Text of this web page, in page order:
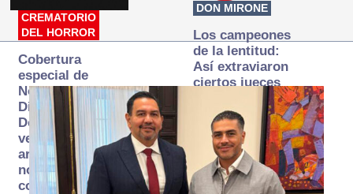
hacemos periodismo
CREMATORIO
DEL HORROR
Cobertura
especial de
Norte
Digital:
Donde la
verdad
arde… pero
no se
consume
DON MIRONE
Los campeones
de la lentitud:
Así extraviaron
ciertos jueces
expedita